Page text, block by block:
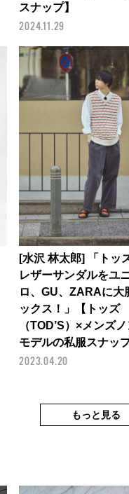
スナップ】
2024.11.29
[水沢 林太郎] 「トッ
レザーサンダルをユ
ロ、GU、ZARAに大
ックス！」【トッズ
（TOD’S）×メンズ
モデルの私服スナップ
2023.04.20